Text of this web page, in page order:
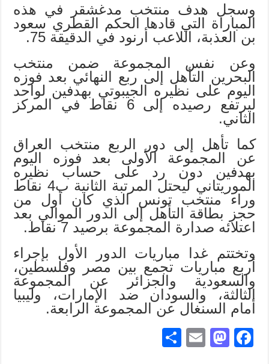
وسجل هدف منتخب مدغشقر في هذه
المباراة التي قادها الحكم القطري سعود
بن العذبة، اللاعب أرنود في الدقيقة 75.
وعن نفس المجموعة ضمن منتخب
البحرين التأهل إلى ربع النهائي بعد فوزه
اليوم على نظيره الجيبوتي بهدفين لواحد
ليرتفع رصيده إلى 6 نقاط في المركز
الثاني.
كما تأهل إلى دور الربع منتخب العراق
عن المجموعة الأولى بعد فوزه اليوم
بهدفين دون رد على حساب نظيره
الموريتاني ليحتل المرتبة الثانية ب4 نقاط
وراء منتخب تونس الذي كان أول من
حجز بطاقة التأهل إلى الدور الموالي بعد
اعتلائه صدارة المجموعة برصيد 7 نقاط.
وتختتم غدا مباريات الدور الأول بإجراء
أربع مباريات تجمع بين مصر وفلسطين،
والسعودية والجزائر عن المجموعة
الثالثة، والسودان ضد الإمارات، وليبيا
أمام السنغال عن المجموعة الرابعة.
Fa
M
E